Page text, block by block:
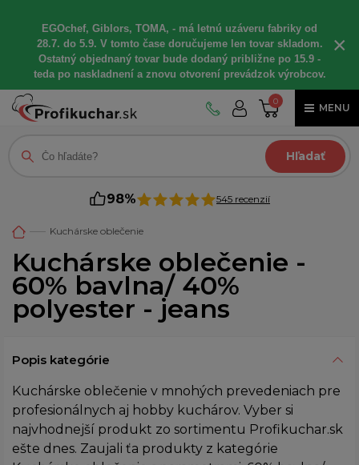
EGOchef, Giblors, TOMA, - má letnú uzáveru fabriky od
28.7. do 5.9. V tomto čase doručujeme len tovar skladom.
Ostatný objednaný tovar bude dodaný približne po 15.9 -
teda po naskladnení a znovu otvorení prevádzok výrobcov.
×
0
MENU
Hľadať
98% 545 recenzií
Kuchárske oblečenie
Kuchárske oblečenie -
60% bavlna/ 40%
polyester - jeans
Popis kategórie
Kuchárske oblečenie v mnohých prevedeniach pre
profesionálnych aj hobby kuchárov. Vyber si
najvhodnejší produkt zo sortimentu Profikuchar.sk
ešte dnes. Zaujali ťa produkty z kategórie